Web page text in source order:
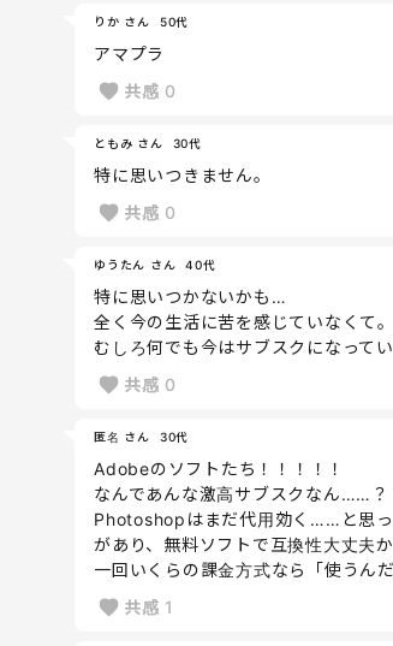
りか さん 50代
アマプラ
共感 0
ともみ さん 30代
特に思いつきません。
共感 0
ゆうたん さん 40代
特に思いつかないかも…
全く今の生活に苦を感じていなくて。
むしろ何でも今はサブスクになって
共感 0
匿名 さん 30代
Adobeのソフトたち！！！！！
なんであんな激高サブスクなん……？
Photoshopはまだ代用効く……と思っ
があり、無料ソフトで互換性大丈夫
一回いくらの課金方式なら「使うん
共感 1